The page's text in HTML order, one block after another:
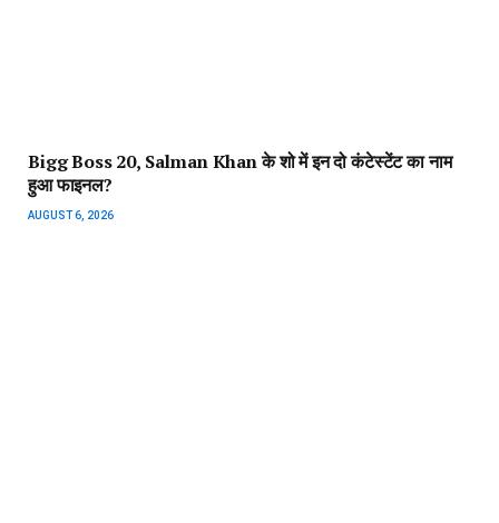
Bigg Boss 20, Salman Khan के शो में इन दो कंटेस्टेंट का नाम
हुआ फाइनल?
AUGUST 6, 2026